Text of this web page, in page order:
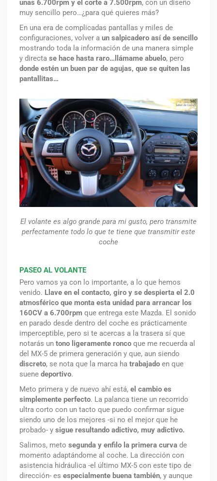
unas 6.700rpm y el corte a 7.500rpm, con un diseño
muy sencillo pero…¿para qué quieres más?
En una era de complicadas pantallas y miles de
configuraciones, volver a un salpicadero así de sencillo
mostrando toda la información de una manera simple
y directa se hace hasta raro…llámame abuelo, pero
donde estén un buen par de agujas, que se quiten las
pantallitas…
El volante es algo grande para mi gusto, pero transmite
perfectamente todo lo que te tiene que transmitir este
coche
PASEO AL VOLANTE
Pero vamos ya con lo importante, a lo que hemos
venido. Llave en el contacto, giro y se despierta el 2.0
atmosférico que monta esta unidad para arrancar los
160CV a 6.700rpm que entrega este Mazda. El sonido
en parado desde dentro del coche es prácticamente
imperceptible, pero si te acercas a la trasera sí que
notarás un tono ligeramente ronco que me recuerda al
del MX-5 de primera generación y que, aun siendo
discreto, se nota que la marca ha trabajado en que
suene deportivo.
Meto primera y de nuevo ahí está, el cambio es
simplemente perfecto. La palanca tiene un recorrido
ultra corto con un tacto que puedo confirmar sigue
siendo uno de los mejores -si no el mejor que he
probado- y sigue resultando adictivo, muy adictivo.
Salimos, meto segunda y enfilo la primera curva de
momento adaptándome al coche. La dirección con
asistencia hidráulica -el último MX-5 con este tipo de
dirección- es especialmente buena también, y aunque